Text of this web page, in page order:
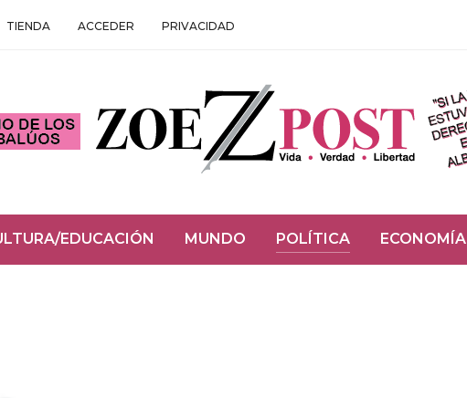
TIENDA ACCEDER PRIVACIDAD
EDUCACIÓN MUNDO POLÍTICA ECONOMÍA